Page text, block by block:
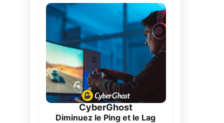
CyberGhost
Diminuez le Ping et le Lag